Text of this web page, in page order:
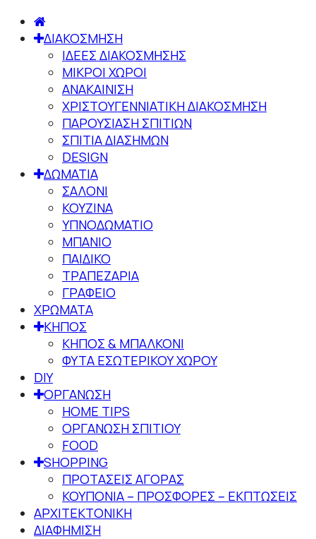
ΔΙΑΚΟΣΜΗΣΗ
ΙΔΕΕΣ ΔΙΑΚΟΣΜΗΣΗΣ
ΜΙΚΡΟΙ ΧΩΡΟΙ
ΑΝΑΚΑΙΝΙΣΗ
ΧΡΙΣΤΟΥΓΕΝΝΙΑΤΙΚΗ ΔΙΑΚΟΣΜΗΣΗ
ΠΑΡΟΥΣΙΑΣΗ ΣΠΙΤΙΩΝ
ΣΠΙΤΙΑ ΔΙΑΣΗΜΩΝ
DESIGN
ΔΩΜΑΤΙΑ
ΣΑΛΟΝΙ
ΚΟΥΖΙΝΑ
ΥΠΝΟΔΩΜΑΤΙΟ
ΜΠΑΝΙΟ
ΠΑΙΔΙΚΟ
ΤΡΑΠΕΖΑΡΙΑ
ΓΡΑΦΕΙΟ
ΧΡΩΜΑΤΑ
ΚΗΠΟΣ
ΚΗΠΟΣ & ΜΠΑΛΚΟΝΙ
ΦΥΤΑ ΕΣΩΤΕΡΙΚΟΥ ΧΩΡΟΥ
DIY
ΟΡΓΑΝΩΣΗ
HOME TIPS
ΟΡΓΑΝΩΣΗ ΣΠΙΤΙΟΥ
FOOD
SHOPPING
ΠΡΟΤΑΣΕΙΣ ΑΓΟΡΑΣ
ΚΟΥΠΟΝΙΑ – ΠΡΟΣΦΟΡΕΣ – ΕΚΠΤΩΣΕΙΣ
ΑΡΧΙΤΕΚΤΟΝΙΚΗ
ΔΙΑΦΗΜΙΣΗ